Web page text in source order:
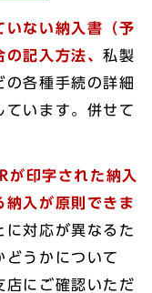
いない納入書（予
の記入方法、私製
の各種手続の詳細
ています。併せて
が印字された納入
納入が原則できま
に対応が異なるた
どうかについて
店にご確認いただ